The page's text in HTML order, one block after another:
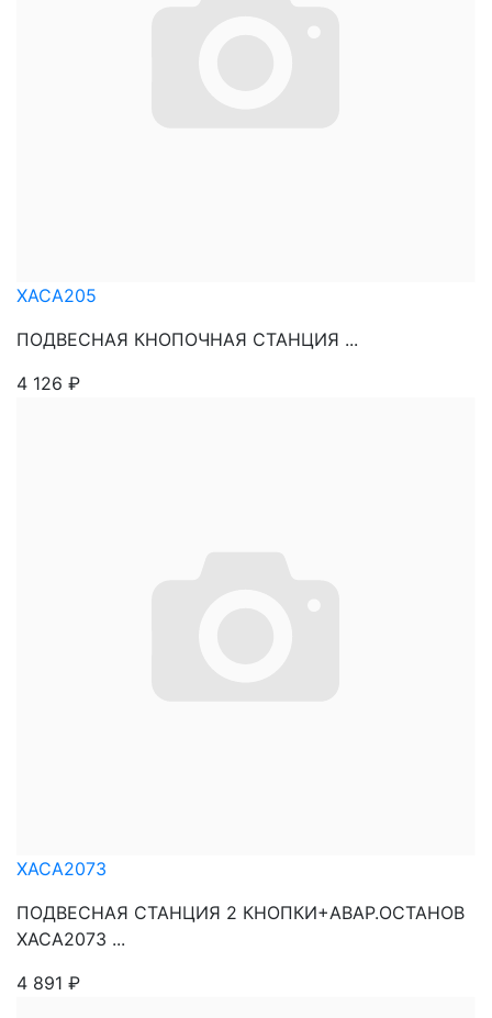
XACA205
ПОДВЕСНАЯ КНОПОЧНАЯ СТАНЦИЯ ...
4 126 ₽
XACA2073
ПОДВЕСНАЯ СТАНЦИЯ 2 КНОПКИ+АВАР.ОСТАНОВ
XACA2073 ...
4 891 ₽